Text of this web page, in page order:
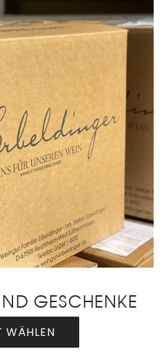
GESCHENKE
WÄHLEN